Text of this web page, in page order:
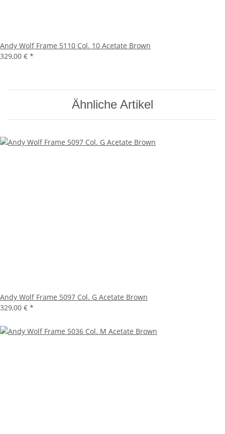
Andy Wolf Frame 5110 Col. 10 Acetate Brown
329,00 € *
Ähnliche Artikel
Andy Wolf Frame 5097 Col. G Acetate Brown
329,00 € *